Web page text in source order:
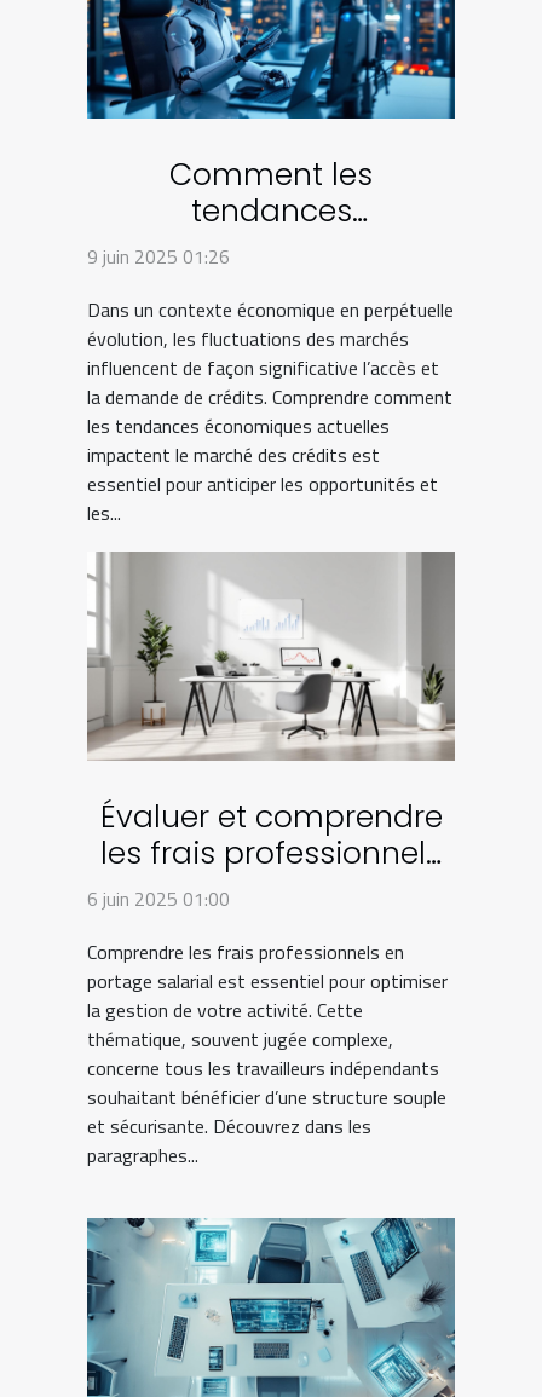
Comment les
tendances
économiques actuelles
des crédits
9 juin 2025 01:26
Dans un contexte économique en perpétuelle
évolution, les fluctuations des marchés
influencent de façon significative l’accès et
la demande de crédits. Comprendre comment
les tendances économiques actuelles
impactent le marché des crédits est
essentiel pour anticiper les opportunités et
les...
Évaluer et comprendre
les frais professionnels
en portage salarial
6 juin 2025 01:00
Comprendre les frais professionnels en
portage salarial est essentiel pour optimiser
la gestion de votre activité. Cette
thématique, souvent jugée complexe,
concerne tous les travailleurs indépendants
souhaitant bénéficier d’une structure souple
et sécurisante. Découvrez dans les
paragraphes...